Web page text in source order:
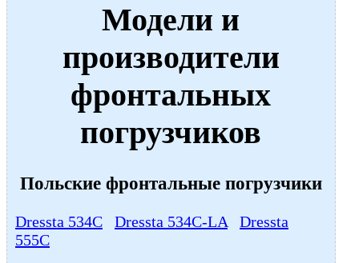
Модели и
производители
фронтальных
погрузчиков
Польские фронтальные погрузчики
Dressta 534C Dressta 534С-LA
Dressta
555C